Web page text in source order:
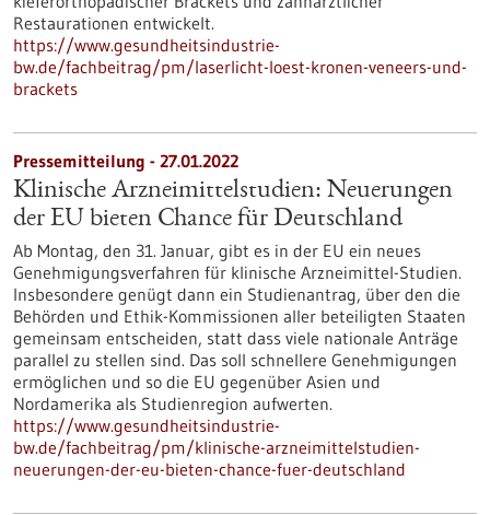
Restaurationen entwickelt.
https://www.gesundheitsindustrie-
bw.de/fachbeitrag/pm/laserlicht-loest-kronen-veneers-und-
brackets
Pressemitteilung - 27.01.2022
Klinische Arzneimittelstudien: Neuerungen
der EU bieten Chance für Deutschland
Ab Montag, den 31. Januar, gibt es in der EU ein neues
Genehmigungsverfahren für klinische Arzneimittel-Studien.
Insbesondere genügt dann ein Studienantrag, über den die
Behörden und Ethik-Kommissionen aller beteiligten Staaten
gemeinsam entscheiden, statt dass viele nationale Anträge
parallel zu stellen sind. Das soll schnellere Genehmigungen
ermöglichen und so die EU gegenüber Asien und
Nordamerika als Studienregion aufwerten.
https://www.gesundheitsindustrie-
bw.de/fachbeitrag/pm/klinische-arzneimittelstudien-
neuerungen-der-eu-bieten-chance-fuer-deutschland